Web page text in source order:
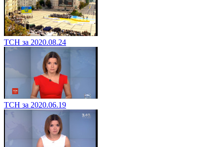
ТСН за 2020.08.24
ТСН за 2020.06.19